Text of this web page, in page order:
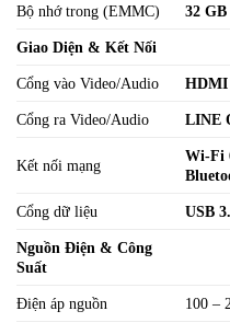
Bộ nhớ trong (EMMC) 32 GB
Giao Diện & Kết Nối
Cổng vào Video/Audio HDMI
Cổng ra Video/Audio LINE
Kết nối mạng
Wi-Fi
Cổng dữ liệu USB
Nguồn Điện & Công
Suất
Điện áp nguồn 100 –